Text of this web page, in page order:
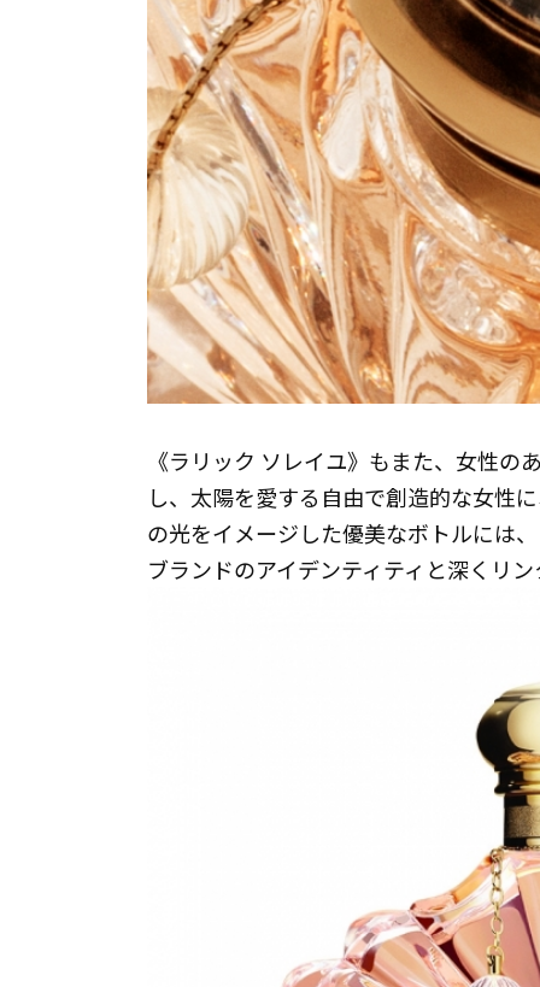
《ラリック ソレイユ》もまた、女性
し、太陽を愛する自由で創造的な女性
の光をイメージした優美なボトルには
ブランドのアイデンティティと深くリ